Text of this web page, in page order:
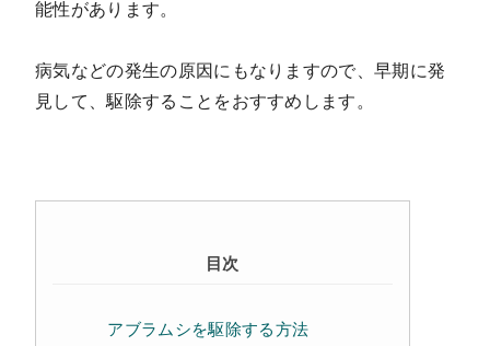
能性があります。
病気などの発生の原因にもなりますので、早期に発
見して、駆除することをおすすめします。
目次
アブラムシを駆除する方法